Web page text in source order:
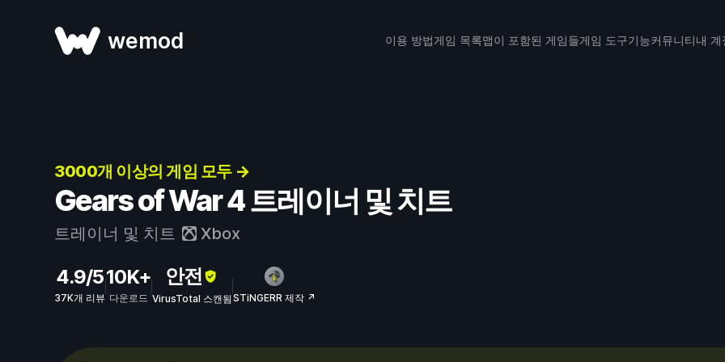
wemod 이용 방법게임 목록맵이 포함된 게임들게임 도구기능커뮤니티내 계
3000개 이상의 게임 모두 →
Gears of War 4 트레이너 및 치트
트레이너 및 치트 Xbox
4.9/5
37K개 리뷰
10K+
다운로드
안전
VirusTotal 스캔됨STiNGERR 제작 ↗